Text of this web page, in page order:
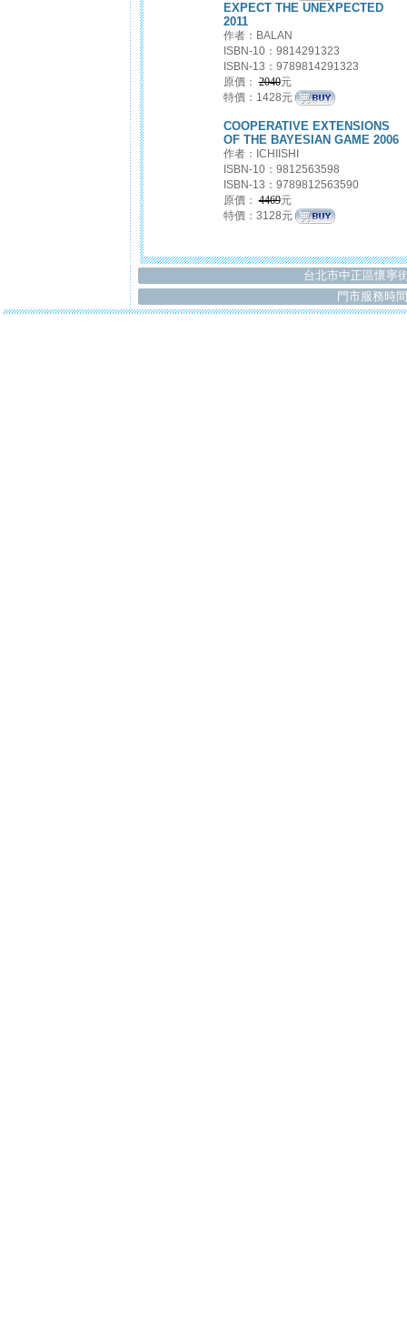
EXPECT THE UNEXPECTED
2011
作者：BALAN
ISBN-10：9814291323
ISBN-13：9789814291323
原價：2040元
特價：1428元
COOPERATIVE EXTENSIONS
OF THE BAYESIAN GAME 2006
作者：ICHIISHI
ISBN-10：9812563598
ISBN-13：9789812563590
原價：4469元
特價：3128元
台北市中正區懷寧
門市服務時